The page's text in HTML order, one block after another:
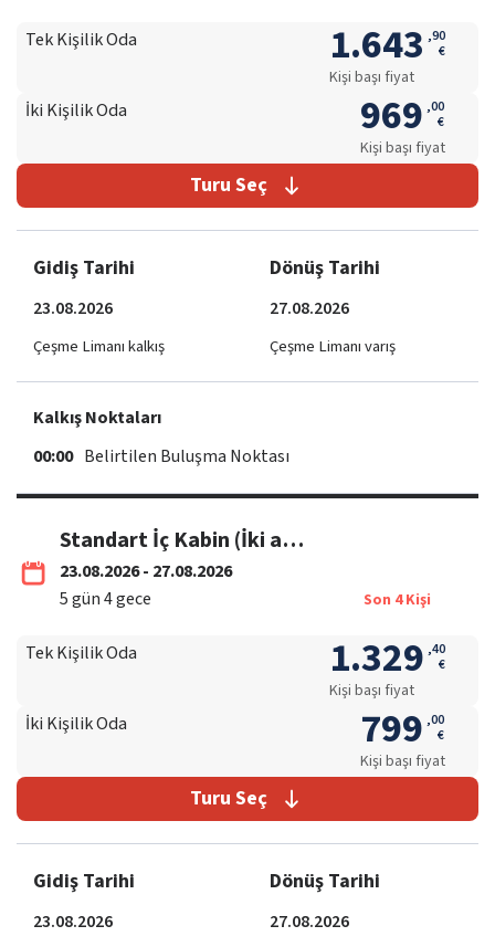
Tek Kişilik Oda 1.643 ,90
€
Kişi başı fiyat
İki Kişilik Oda 969 ,00
€
Kişi başı fiyat
Turu Seç
Gidiş Tarihi
23.08.2026
Çeşme Limanı kalkış
Dönüş Tarihi
27.08.2026
Çeşme Limanı varış
Kalkış Noktaları
00:00 Belirtilen Buluşma Noktası
Standart İç Kabin (İki ayrı yataklıdır.)
23.08.2026 - 27.08.2026
5gün4gece Son 4Kişi
Tek Kişilik Oda 1.329 ,40
€
Kişi başı fiyat
İki Kişilik Oda 799 ,00
€
Kişi başı fiyat
Turu Seç
Gidiş Tarihi
23.08.2026
Dönüş Tarihi
27.08.2026